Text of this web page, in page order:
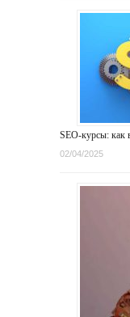
SEO-курсы: как
02/04/2025